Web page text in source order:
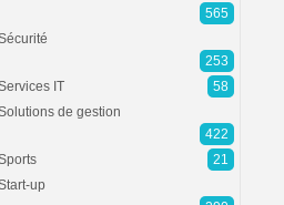
565
253
IT
58
de gestion
422
21
up